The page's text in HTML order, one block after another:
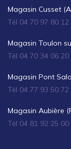
Magasin Cusset
Tél 04 70 97 80 12
Magasin Toulon
Tél 04 70 34 06 20
Magasin Pont
Tél 04 77 93 50 72
Magasin Aubière
Tél 04 81 92 25 00